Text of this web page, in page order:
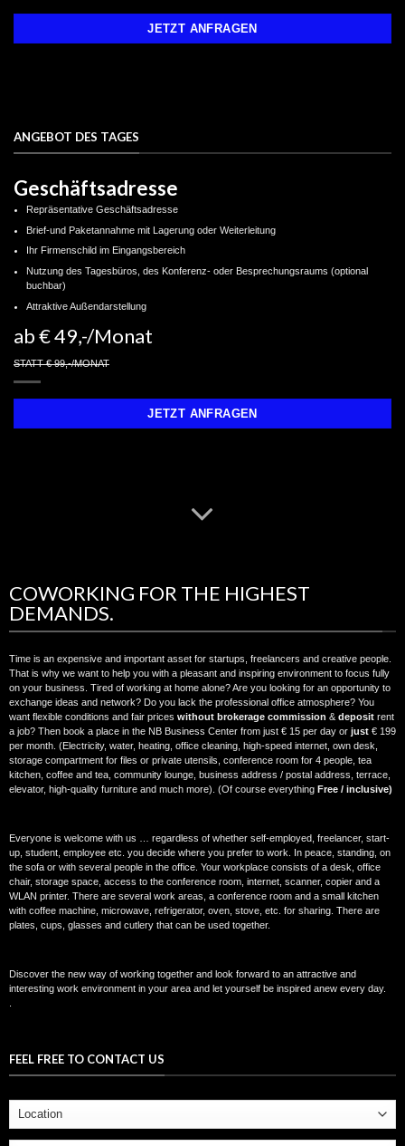
JETZT ANFRAGEN
ANGEBOT DES TAGES
Geschäftsadresse
Repräsentative Geschäftsadresse
Brief-und Paketannahme mit Lagerung oder Weiterleitung
Ihr Firmenschild im Eingangsbereich
Nutzung des Tagesbüros, des Konferenz- oder Besprechungsraums (optional
buchbar)
Attraktive Außendarstellung
ab € 49,-/Monat
STATT € 99,-/MONAT
JETZT ANFRAGEN
COWORKING FOR THE HIGHEST
DEMANDS.
Time is an expensive and important asset for startups, freelancers and creative people.
That is why we want to help you with a pleasant and inspiring environment to focus fully
on your business. Tired of working at home alone? Are you looking for an opportunity to
exchange ideas and network? Do you lack the professional office atmosphere? You
want flexible conditions and fair prices without brokerage commission & depositrent
a job? Then book a place in the NB Business Center from just € 15 per day or just€ 199
per month. (Electricity, water, heating, office cleaning, high-speed internet, own desk,
storage compartment for files or private utensils, conference room for 4 people, tea
kitchen, coffee and tea, community lounge, business address / postal address, terrace,
elevator, high-quality furniture and much more). (Of course everything Free / inclusive)
Everyone is welcome with us … regardless of whether self-employed, freelancer, start-
up, student, employee etc. you decide where you prefer to work. In peace, standing, on
the sofa or with several people in the office. Your workplace consists of a desk, office
chair, storage space, access to the conference room, internet, scanner, copier and a
WLAN printer. There are several work areas, a conference room and a small kitchen
with coffee machine, microwave, refrigerator, oven, stove, etc. for sharing. There are
plates, cups, glasses and cutlery that can be used together.
Discover the new way of working together and look forward to an attractive and
interesting work environment in your area and let yourself be inspired anew every day.
FEEL FREE TO CONTACT US